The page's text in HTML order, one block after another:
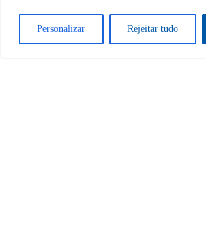
Personalizar Rejeitar tudo